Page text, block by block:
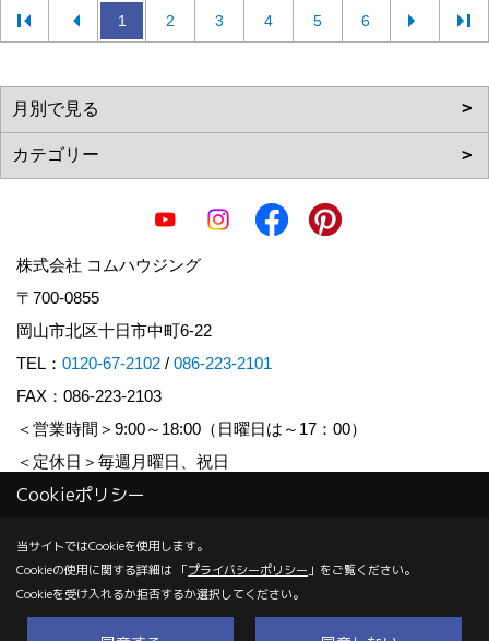
1 2 3 4 5 6
株式会社 コムハウジング
〒700-0855
岡山市北区十日市中町6-22
TEL： 0120-67-2102 / 086-223-2101
FAX：086-223-2103
＜営業時間＞9:00～18:00（日曜日は～17：00）
＜定休日＞毎週月曜日、祝日
Copyright (c) COM HOUSHING Inc. All Rights Reserved.
Produced byゴデスクリエイト
Cookieポリシー
当サイトではCookieを使用します。
Cookieの使用に関する詳細は 「プライバシーポリシー 」をご覧ください。
Cookieを受け入れるか拒否するか選択してください。